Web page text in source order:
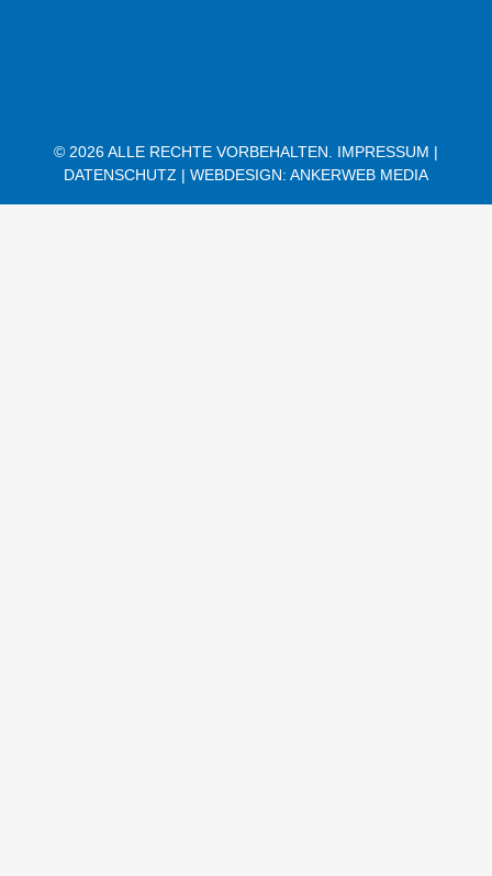
© 2026 ALLE RECHTE VORBEHALTEN. IMPRESSUM |
DATENSCHUTZ | WEBDESIGN: ANKERWEB MEDIA